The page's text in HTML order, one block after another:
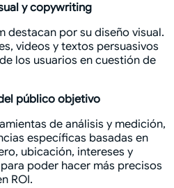
y copywriting
destacan por su diseño visual.
videos y textos persuasivos
los usuarios en cuestión de
público objetivo
de análisis y medición,
específicas basadas en
ubicación, intereses y
poder hacer más precisos
ROI.